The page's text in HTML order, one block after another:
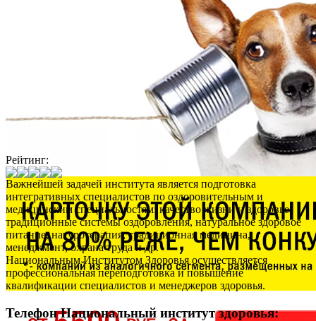
Рейтинг:
Важнейшей задачей института является подготовка
интегративных специалистов по оздоровительным и
медицинским специальностям: качество жизни и здоровье,
традиционные системы оздоровления, натуральное здоровое
питание, натуротерапия, традиционная медицина,
менеджмент, охрана труда и др.
Национальным Институтом Здоровья осуществляется
профессиональная переподготовка и повышение
квалификации специалистов и менеджеров здоровья.
Телефон Национальный институт здоровья: